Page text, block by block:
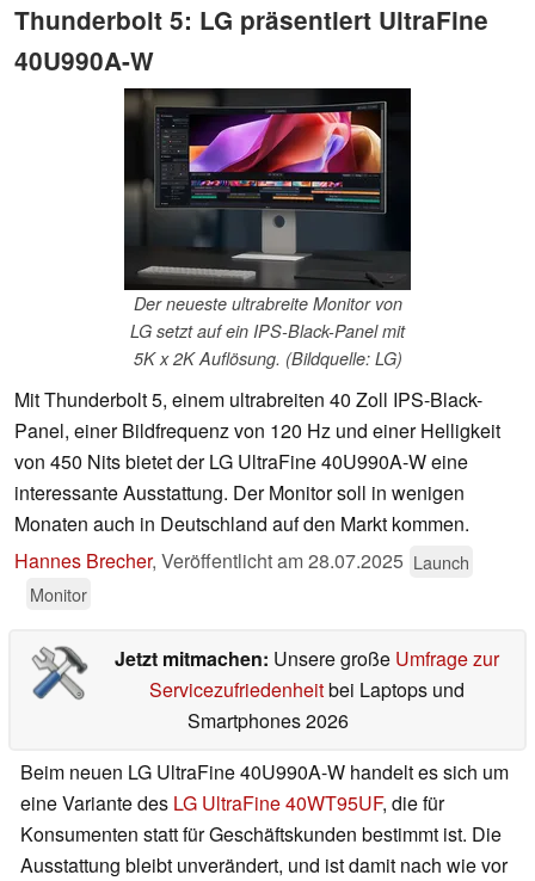
Thunderbolt 5: LG präsentiert UltraFine
40U990A-W
Der neueste ultrabreite Monitor von
LG setzt auf ein IPS-Black-Panel mit
5K x 2K Auflösung. (Bildquelle: LG)
Mit Thunderbolt 5, einem ultrabreiten 40 Zoll IPS-Black-
Panel, einer Bildfrequenz von 120 Hz und einer Helligkeit
von 450 Nits bietet der LG UltraFine 40U990A-W eine
interessante Ausstattung. Der Monitor soll in wenigen
Monaten auch in Deutschland auf den Markt kommen.
Hannes Brecher, Veröffentlicht am28.07.2025 Launch
Monitor
Jetzt mitmachen: Unsere große Umfrage zur
Servicezufriedenheitbei Laptops und
Smartphones 2026
Beim neuen LG UltraFine 40U990A-W handelt es sich um
eine Variante des LG UltraFine 40WT95UF, die für
Konsumenten statt für Geschäftskunden bestimmt ist. Die
Ausstattung bleibt unverändert, und ist damit nach wie vor